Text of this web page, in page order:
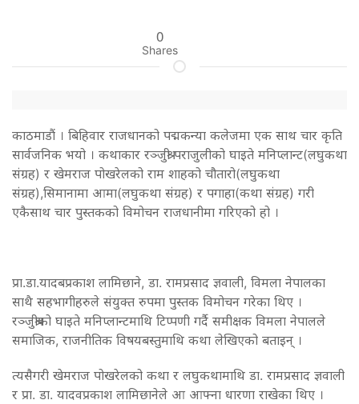
0
Shares
काठमाडौं‌ । बिहिवार राजधानको पद्मकन्या कलेजमा एक साथ चार कृति
सार्वजनिक भयो । कथाकार रञ्जुश्री पराजुलीको घाइते मनिप्लान्ट(लघुकथा
संग्रह) र खेमराज पोखरेलको राम शाहको चौतारो(लघुकथा
संग्रह),सिमानामा आमा(लघुकथा संग्रह) र पगाहा(कथा संग्रह) गरी
एकैसाथ चार पुस्तकको विमोचन राजधानीमा गरिएको हो ।
प्रा.डा.यादबप्रकाश लामिछाने, डा. रामप्रसाद ज्ञवाली, विमला नेपालका
साथै सहभागीहरुले संयुक्त रुपमा पुस्तक विमोचन गरेका थिए ।
रञ्जुश्रीको घाइते मनिप्लान्टमाथि टिप्पणी गर्दै समीक्षक विमला नेपालले
समाजिक, राजनीतिक विषयबस्तुमाथि कथा लेखिएको बताइन् ।
त्यसैगरी खेमराज पोखरेलको कथा र लघुकथामाथि डा. रामप्रसाद ज्ञवाली
र प्रा. डा. यादवप्रकाश लामिछानेले आ आफ्ना धारणा राखेका थिए ।